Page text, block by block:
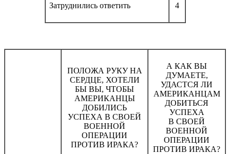
Затруднились ответить 4
ПОЛОЖА РУКУ НА
СЕРДЦЕ, ХОТЕЛИ
БЫ ВЫ, ЧТОБЫ
АМЕРИКАНЦЫ
ДОБИЛИСЬ
УСПЕХА В СВОЕЙ
ВОЕННОЙ
ОПЕРАЦИИ
ПРОТИВ ИРАКА?
А КАК ВЫ
ДУМАЕТЕ,
УДАСТСЯ ЛИ
АМЕРИКАНЦАМ
ДОБИТЬСЯ
УСПЕХА
В СВОЕЙ
ВОЕННОЙ
ОПЕРАЦИИ
ПРОТИВ ИРАКА?